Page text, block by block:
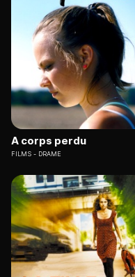
A corps perdu
FILMS DRAME